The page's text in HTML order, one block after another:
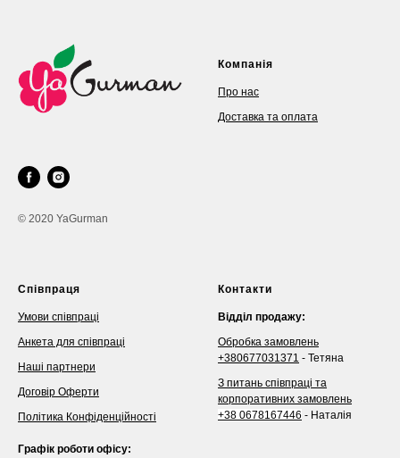
© 2020 YaGurman
Компанія
Про нас
Доставка та оплата
Співпраця
Умови співпраці
Анкета для співпраці
Наші партнери
Договір Оферти
Політика Конфіденційності
Графік роботи офісу:
Контакти
Відділ продажу:
Обробка замовлень
+380677031371 - Тетяна
З питань співпраці та
корпоративних замовлень
+38 0678167446 - Наталія